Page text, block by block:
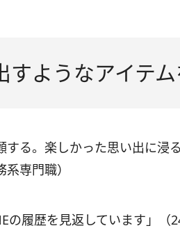
すようなアイテ
する。楽しかった思い出に浸
専門職）
の履歴を見返しています」（